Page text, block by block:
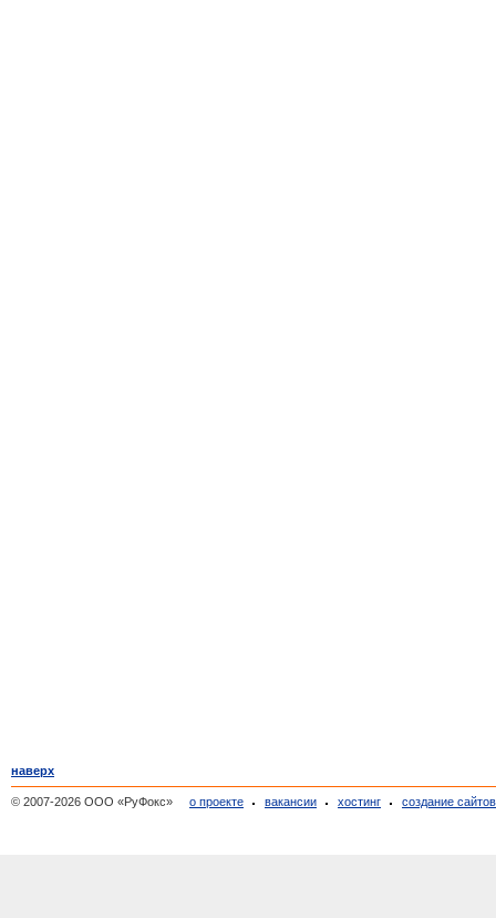
наверх
© 2007-2026 ООО «РуФокс» о проекте вакансии хостинг создание сайтов